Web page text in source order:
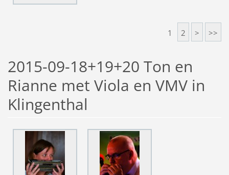
1 2 > >>
2015-09-18+19+20 Ton en
Rianne met Viola en VMV in
Klingenthal